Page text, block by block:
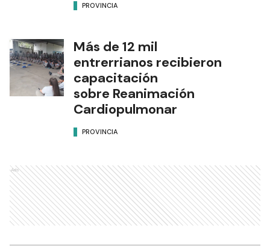
PROVINCIA
Más de 12 mil
entrerrianos recibieron
capacitación
sobre Reanimación
Cardiopulmonar
PROVINCIA
Ads